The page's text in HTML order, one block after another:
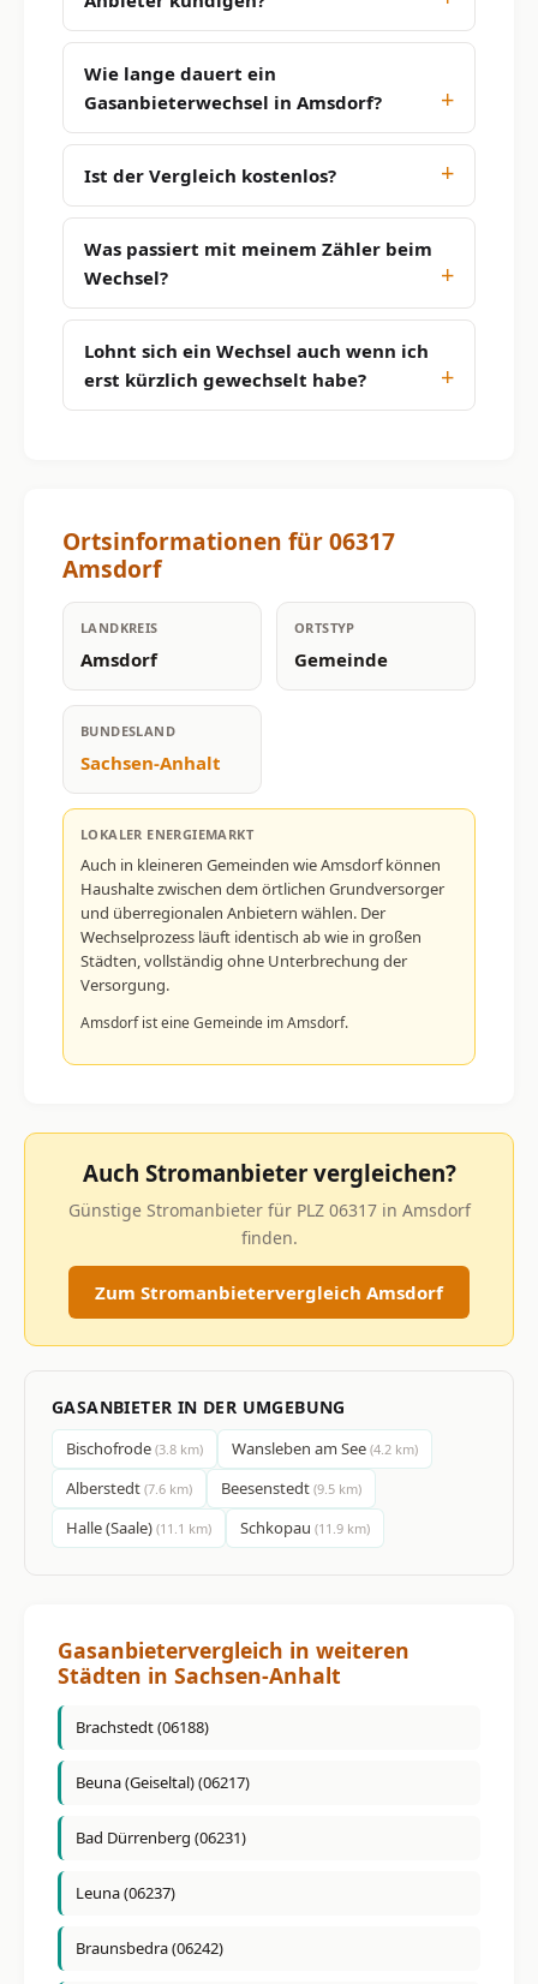
Wie lange dauert ein
Gasanbieterwechsel in Amsdorf?
Ist der Vergleich kostenlos?
Was passiert mit meinem Zähler beim
Wechsel?
Lohnt sich ein Wechsel auch wenn ich
erst kürzlich gewechselt habe?
Ortsinformationen für 06317
Amsdorf
LANDKREIS
Amsdorf
ORTSTYP
Gemeinde
BUNDESLAND
Sachsen-Anhalt
LOKALER ENERGIEMARKT
Auch in kleineren Gemeinden wie Amsdorf können
Haushalte zwischen dem örtlichen Grundversorger
und überregionalen Anbietern wählen. Der
Wechselprozess läuft identisch ab wie in großen
Städten, vollständig ohne Unterbrechung der
Versorgung.
Amsdorf ist eine Gemeinde im Amsdorf.
Auch Stromanbieter vergleichen?
Günstige Stromanbieter für PLZ 06317 in Amsdorf
finden.
Zum Stromanbietervergleich Amsdorf
GASANBIETER IN DER UMGEBUNG
Bischofrode (3.8 km) Wansleben am See (4.2 km)
Alberstedt (7.6 km) Beesenstedt (9.5 km)
Halle (Saale) (11.1 km) Schkopau (11.9 km)
Gasanbietervergleich in weiteren
Städten in Sachsen-Anhalt
Brachstedt (06188)
Beuna (Geiseltal) (06217)
Bad Dürrenberg (06231)
Leuna (06237)
Braunsbedra (06242)